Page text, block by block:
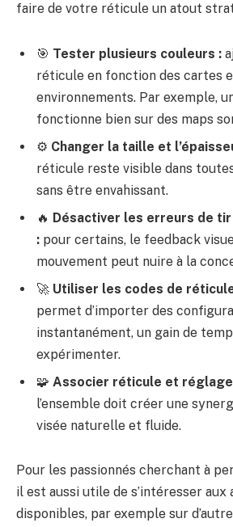
faire de votre réticule un atout
🎯 Tester plusieurs couleurs :
réticule en fonction des cartes
environnements. Par exemple,
fonctionne bien sur des maps
⚙️ Changer la taille et
réticule reste visible dans
sans être envahissant.
🔥 Désactiver les erreurs de
: pour certains, le feedback
mouvement peut nuire à la
🚀 Utiliser les codes de
permet d’importer des
instantanément, un gain de
expérimenter.
🧩 Associer réticule et
l’ensemble doit créer une
visée naturelle et fluide.
Pour les passionnés cherchant à
il est aussi utile de s’intéresser aux
disponibles, par exemple sur